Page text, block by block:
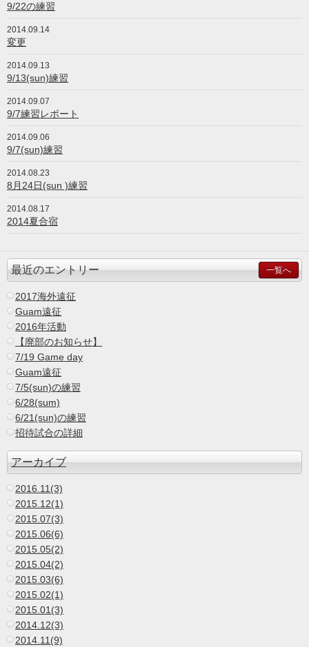
9/22の練習
2014.09.14
変更
2014.09.13
9/13(sun)練習
2014.09.07
9/7練習レポート
2014.09.06
9/7(sun)練習
2014.08.23
8月24日(sun )練習
2014.08.17
2014夏合宿
最近のエントリー 一覧へ
2017海外遠征
Guam遠征
2016年活動
【廃部のお知らせ】
7/19 Game day
Guam遠征
7/5(sun)の練習
6/28(sum)
6/21(sun)の練習
招待試合の詳細
アーカイブ
2016.11(3)
2015.12(1)
2015.07(3)
2015.06(6)
2015.05(2)
2015.04(2)
2015.03(6)
2015.02(1)
2015.01(3)
2014.12(3)
2014.11(9)